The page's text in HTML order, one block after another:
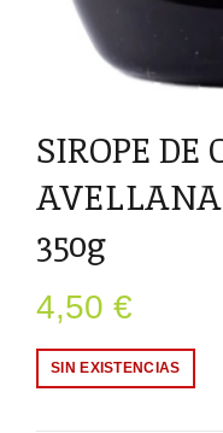
SIROPE DE
350g
4,50 €
SIN EXISTENCIAS